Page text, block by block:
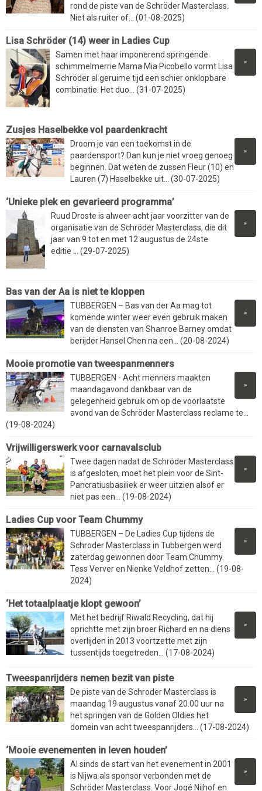
rond de piste van de Schröder Masterclass.
Niet als ruiter of... (01-08-2025)
Lisa Schröder (14) weer in Ladies Cup
»
Samen met haar imponerend springende
schimmelmerrie Mama Mia Picobello vormt Lisa
Schröder al geruime tijd een schier onklopbare
combinatie. Het duo... (31-07-2025)
Zusjes Haselbekke vol paardenkracht
»
Droom je van een toekomst in de
paardensport? Dan kun je niet vroeg genoeg
beginnen. Dat weten de zussen Fleur (10) en
Lauren (7) Haselbekke uit... (30-07-2025)
‘Unieke plek en gevarieerd programma’
»
Ruud Droste is alweer acht jaar voorzitter van de
organisatie van de Schröder Masterclass, die dit
jaar van 9 tot en met 12 augustus de 24ste
editie ... (29-07-2025)
Bas van der Aa is niet te kloppen
»
TUBBERGEN – Bas van der Aa mag tot
komende winter weer even gebruik maken
van de diensten van Shanroe Barney omdat
berijder Hansel Chen na een... (20-08-2024)
Mooie promotie van tweespanmenners
»
TUBBERGEN - Acht menners maakten
maandagavond dankbaar van de
gelegenheid gebruik om op de voorlaatste
avond van de Schröder Masterclass reclame te...
(19-08-2024)
Vrijwilligerswerk voor carnavalsclub
»
Twee dagen nadat de Schröder Masterclass
is afgesloten, moet het plein voor de Sint-
Pancratiusbasiliek er weer uitzien alsof er
niet pas een... (19-08-2024)
Ladies Cup voor Team Chummy
»
TUBBERGEN – De Ladies Cup tijdens de
Schroder Masterclass in Tubbergen werd
zaterdag gewonnen door Team Chummy.
Tess Verver en Nienke Veldhof zetten... (19-08-
2024)
‘Het totaalplaatje klopt gewoon’
»
Met het bedrijf Riwald Recycling, dat hij
oprichtte met zijn broer Richard en na diens
overlijden in 2013 voortzette met zijn
tussentijds toegetreden... (17-08-2024)
Tweespanrijders nemen bezit van piste
»
De piste van de Schroder Masterclass is
maandag 19 augustus vanaf 20.00 uur na
het springen van de Golden Oldies het
domein van acht tweespanrijders... (17-08-2024)
‘Mooie evenementen in leven houden’
»
Al sinds de start van het evenement in 2001
is Nijwa als sponsor verbonden met de
Schröder Masterclass. Voor Jogé Nijhof en